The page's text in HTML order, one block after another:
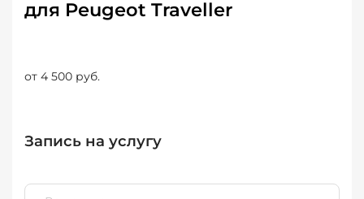
для Peugeot Traveller
от 4 500 руб.
Запись на услугу